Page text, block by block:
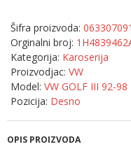
Šifra proizvoda: 063307091
Orginalni broj:
Kategorija: Karoserija
Proizvodjac: VW
Model: VW GOLF III 92-98
Pozicija: Desno
OPIS PROIZVODA